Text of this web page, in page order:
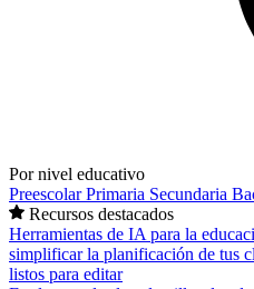
Por nivel educativo
PreescolarPrimaria Secundaria
Recursos destacados
Herramientas de IA para la
simplificar la planificación de tus
listos para editar